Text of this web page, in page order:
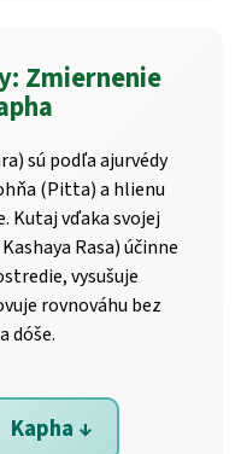
Zmiernenie
sú podľa ajurvédy
(Pitta) a hlienu
Kutaj vďaka svojej
Rasa) účinne
vysušuje
rovnováhu bez
dóše.
↓